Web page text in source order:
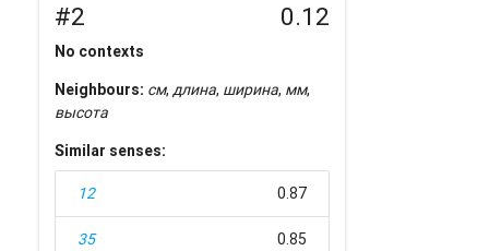
#2 0.12
No contexts
Neighbours: см,длина, ширина, мм,
высота
Similar senses:
12 0.87
35 0.85